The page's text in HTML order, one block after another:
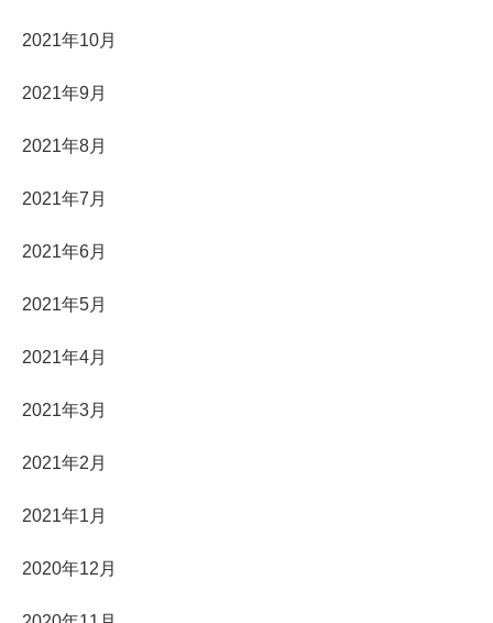
2021年10月
2021年9月
2021年8月
2021年7月
2021年6月
2021年5月
2021年4月
2021年3月
2021年2月
2021年1月
2020年12月